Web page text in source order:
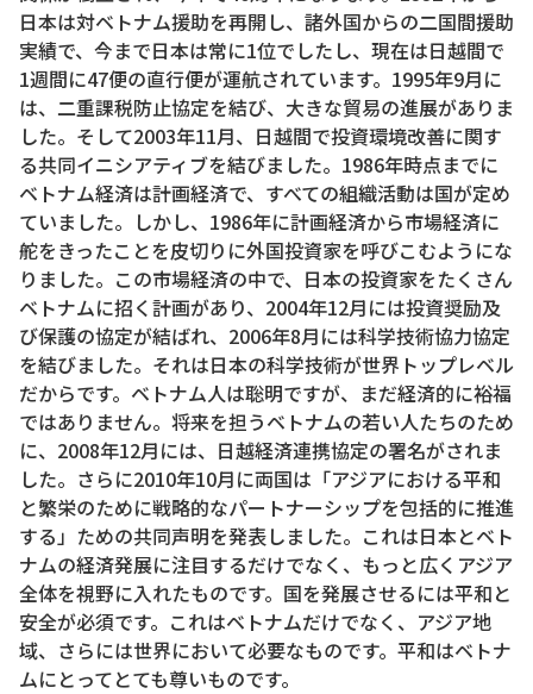
日本は対ベトナム援助を再開し、諸外国からの二国間援助
実績で、今まで日本は常に1位でしたし、現在は日越間で
1週間に47便の直行便が運航されています。1995年9月に
は、二重課税防止協定を結び、大きな貿易の進展がありま
した。そして2003年11月、日越間で投資環境改善に関す
る共同イニシアティブを結びました。1986年時点までに
ベトナム経済は計画経済で、すべての組織活動は国が定め
ていました。しかし、1986年に計画経済から市場経済に
舵をきったことを皮切りに外国投資家を呼びこむようにな
りました。この市場経済の中で、日本の投資家をたくさん
ベトナムに招く計画があり、2004年12月には投資奨励及
び保護の協定が結ばれ、2006年8月には科学技術協力協定
を結びました。それは日本の科学技術が世界トップレベル
だからです。ベトナム人は聡明ですが、まだ経済的に裕福
ではありません。将来を担うベトナムの若い人たちのため
に、2008年12月には、日越経済連携協定の署名がされま
した。さらに2010年10月に両国は「アジアにおける平和
と繁栄のために戦略的なパートナーシップを包括的に推進
する」ための共同声明を発表しました。これは日本とベト
ナムの経済発展に注目するだけでなく、もっと広くアジア
全体を視野に入れたものです。国を発展させるには平和と
安全が必須です。これはベトナムだけでなく、アジア地
域、さらには世界において必要なものです。平和はベトナ
ムにとってとても尊いものです。